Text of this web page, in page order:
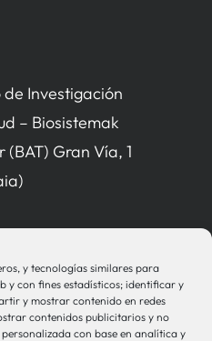
y tecnologías similares para
y con fines estadísticos; identificar y
y mostrar contenido en redes
contenidos publicitarios y no
con base en analítica y
Investigación
– Biosistemak
(BAT) Gran Vía, 1
sistemak.eus